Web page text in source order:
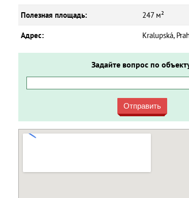
Полезная площадь: 247 м²
Адрес: Kralupská,
Задайте вопрос по
Отправить